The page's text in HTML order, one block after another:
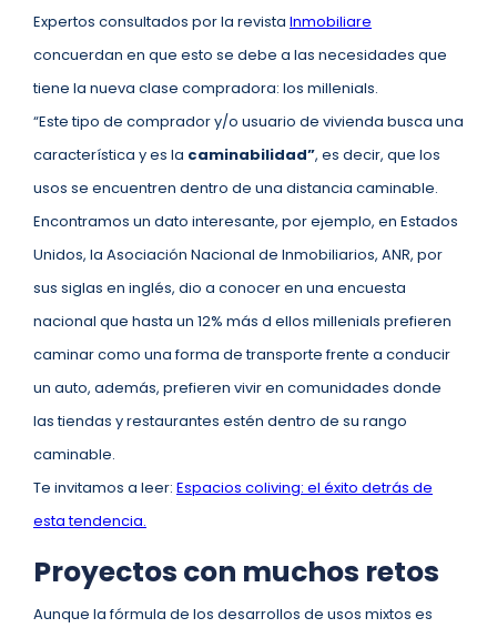
Expertos consultados por la revista Inmobiliare
concuerdan en que esto se debe a las necesidades que
tiene la nueva clase compradora: los millenials.
“Este tipo de comprador y/o usuario de vivienda busca una
característica y es la caminabilidad”, es decir, que los
usos se encuentren dentro de una distancia caminable.
Encontramos un dato interesante, por ejemplo, en Estados
Unidos, la Asociación Nacional de Inmobiliarios, ANR, por
sus siglas en inglés, dio a conocer en una encuesta
nacional que hasta un 12% más d ellos millenials prefieren
caminar como una forma de transporte frente a conducir
un auto, además, prefieren vivir en comunidades donde
las tiendas y restaurantes estén dentro de su rango
caminable.
Te invitamos a leer: Espacios coliving: el éxito detrás de
esta tendencia.
Proyectos con muchos retos
Aunque la fórmula de los desarrollos de usos mixtos es